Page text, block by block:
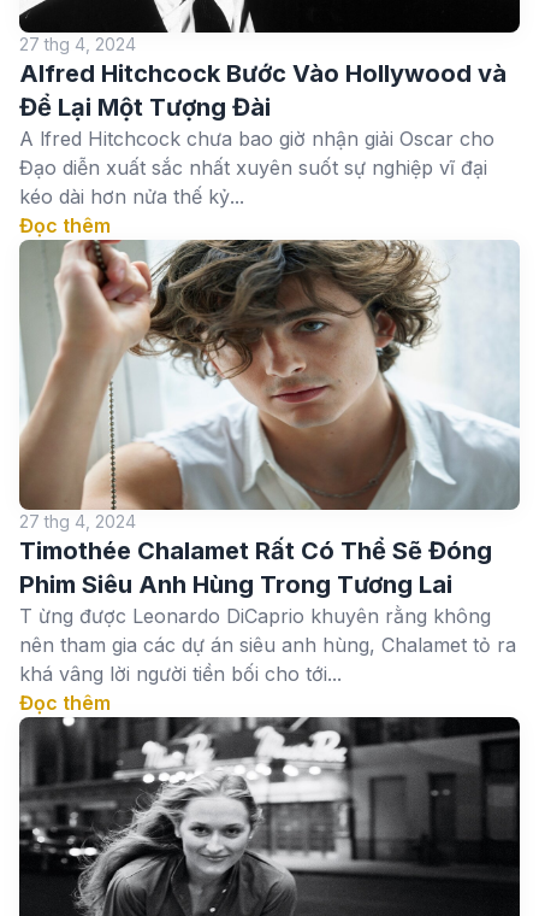
27 thg 4, 2024
Alfred Hitchcock Bước Vào Hollywood và
Để Lại Một Tượng Đài
A lfred Hitchcock chưa bao giờ nhận giải Oscar cho
Đạo diễn xuất sắc nhất xuyên suốt sự nghiệp vĩ đại
kéo dài hơn nửa thế kỷ...
Đọc thêm
27 thg 4, 2024
Timothée Chalamet Rất Có Thể Sẽ Đóng
Phim Siêu Anh Hùng Trong Tương Lai
T ừng được Leonardo DiCaprio khuyên rằng không
nên tham gia các dự án siêu anh hùng, Chalamet tỏ ra
khá vâng lời người tiền bối cho tới...
Đọc thêm